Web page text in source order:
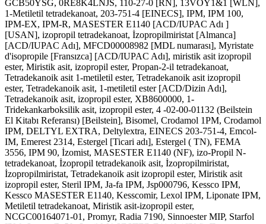
GCB50YSG, 0RE8K4LNJS, 110-27-0 [RN], 13VOY1&1 [WLN],
1-Metiletil tetradekanoat, 203-751-4 [EINECS], IPM, IPM 100,
IPM-EX, IPM-R, MASESTER E1140 [ACD/IUPAC Adı ]
[USAN], izopropil tetradekanoat, İzopropilmiristat [Almanca]
[ACD/IUPAC Adı], MFCD00008982 [MDL numarası], Myristate
d'isopropile [Fransızca] [ACD/IUPAC Adı], miristik asit izopropil
ester, Miristik asit, izopropil ester, Propan-2-il tetradekanoat,
Tetradekanoik asit 1-metiletil ester, Tetradekanoik asit izopropil
ester, Tetradekanoik asit, 1-metiletil ester [ACD/Dizin Adı],
Tetradekanoik asit, izopropil ester, XB8600000, 1-
Tridekankarboksilik asit, izopropil ester, 4 -02-00-01132 (Beilstein
El Kitabı Referansı) [Beilstein], Bisomel, Crodamol 1PM, Crodamol
IPM, DELTYL EXTRA, Deltylextra, EINECS 203-751-4, Emcol-
IM, Emerest 2314, Estergel [Ticari adı], Estergel ( TN), FEMA
3556, IPM 90, İzomist, MASESTER E1140 (NF), izo-Propil N-
tetradekanoat, İzopropil tetradekanoik asit, İzopropilmiristat,
İzopropilmiristat, Tetradekanoik asit izopropil ester, Miristik asit
izopropil ester, Steril IPM, Ja-fa IPM, Jsp000796, Kessco IPM,
Kessco MASESTER E1140, Kesscomir, Lexol IPM, Liponate IPM,
Metiletil tetradekanoat, Miristik asit-izopropil ester,
NCGC00164071-01, Promyr, Radia 7190, Sinnoester MIP, Starfol